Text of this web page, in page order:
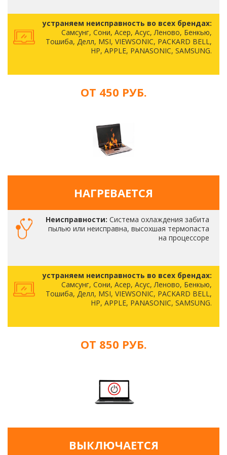
устраняем неисправность во всех брендах:
Самсунг, Сони, Асер, Асус, Леново, Бенкью,
Тошиба, Делл, MSI, VIEWSONIC, PACKARD BELL,
HP, APPLE, PANASONIC, SAMSUNG.
ОТ 450 РУБ.
НАГРЕВАЕТСЯ
Неисправности: Система охлаждения забита
пылью или неисправна, высохшая термопаста
на процессоре
устраняем неисправность во всех брендах:
Самсунг, Сони, Асер, Асус, Леново, Бенкью,
Тошиба, Делл, MSI, VIEWSONIC, PACKARD BELL,
HP, APPLE, PANASONIC, SAMSUNG.
ОТ 850 РУБ.
ВЫКЛЮЧАЕТСЯ